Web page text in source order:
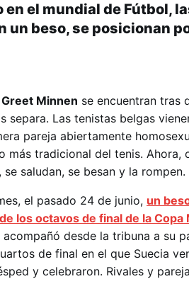
en el mundial de Fútbol,
un beso, se posicionan
Greet Minnen se encuentran tras
separa. Las tenistas belgas
pareja abiertamente
más tradicional del tenis.
se saludan, se besan y la
el pasado 24 de junio, un
los octavos de final de la Copa
acompañó desde la tribuna a su
de final en el que Suecia
y celebraron. Rivales y